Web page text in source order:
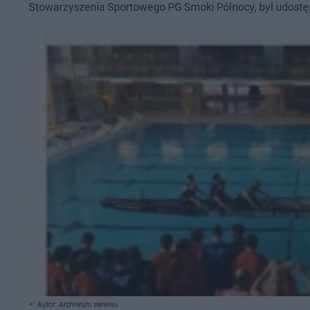
Stowarzyszenia Sportowego PG Smoki Północy, był
Autor: Archiwum serwisu